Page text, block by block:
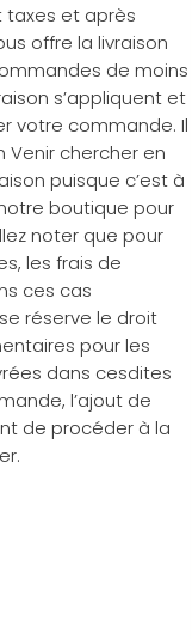
taxes et après
offre la livraison
de moins
s’appliquent et
votre commande. Il
Venir chercher en
puisque c’est à
boutique pour
noter que pour
les frais de
ces cas
réserve le droit
pour les
dans cesdites
l’ajout de
de procéder à la